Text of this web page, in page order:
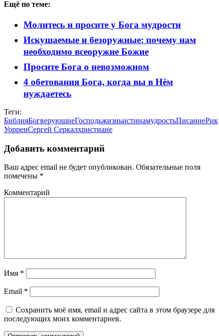
Ещё по теме:
Молитесь и просите у Бога мудрости
Искушаемые и безоружные: почему нам
необходимо всеоружие Божие
Просите Бога о невозможном
4 обетования Бога, когда вы в Нём
нуждаетесь
Теги:
БиблияБогверующиеГосподьжизньистинамудростьПисаниеРик
УорренСергей Серкалхристиане
Добавить комментарий
Ваш адрес email не будет опубликован. Обязательные поля
помечены *
Комментарий
Имя *
Email *
Сохранить моё имя, email и адрес сайта в этом браузере для
последующих моих комментариев.